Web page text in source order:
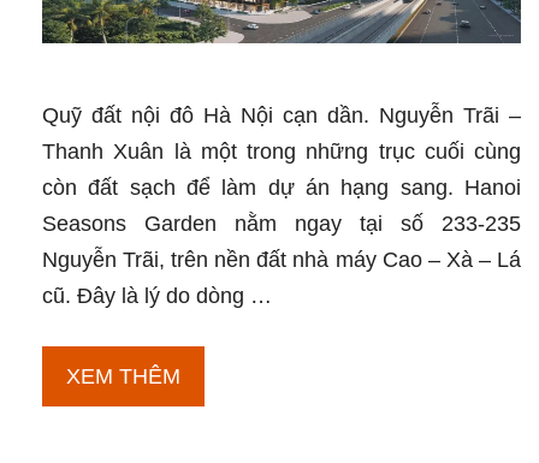
Quỹ đất nội đô Hà Nội cạn dần. Nguyễn Trãi –
Thanh Xuân là một trong những trục cuối cùng
còn đất sạch để làm dự án hạng sang. Hanoi
Seasons Garden nằm ngay tại số 233-235
Nguyễn Trãi, trên nền đất nhà máy Cao – Xà – Lá
cũ. Đây là lý do dòng …
XEM THÊM
sao